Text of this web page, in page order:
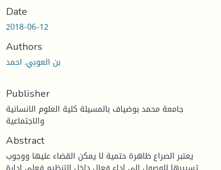
Date
2018-06-12
Authors
بن العوبي, احمد
Publisher
جامعة محمد بوضياف بالمسيلة كلية العلوم الانسانية
والاجتماعية
Abstract
يعتبر الصراع ظاهرة حتمية لا يمكن القضاء عليها ووجوب